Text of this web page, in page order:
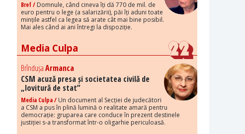
Bref / Domnule, când cineva îți dă 770 de mil. de
euro pentru o lege (a salarizării), păi îți aduni toate
mințile astfel ca legea să arate cât mai bine posibil.
Mai ales când ai ani întregi la dispoziție.
Media Culpa
BrîndușaArmanca
CSM acuză presa și societatea civilă de
„lovitură de stat”
Media Culpa / Un document al Secției de judecători
a CSM a pus în plină lumină o realitate amară pentru
democrație: gruparea care conduce în prezent destinele
justiției s-a transformat într-o oligarhie periculoasă.